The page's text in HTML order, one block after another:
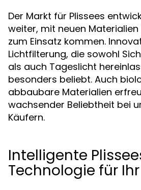
Der Markt für Plissees
weiter, mit neuen Materialien
zum Einsatz kommen.
Lichtfilterung, die sowohl
als auch Tageslicht
besonders beliebt. Auch
abbaubare Materialien
wachsender Beliebtheit bei
Käufern.
Intelligente
Technologie für